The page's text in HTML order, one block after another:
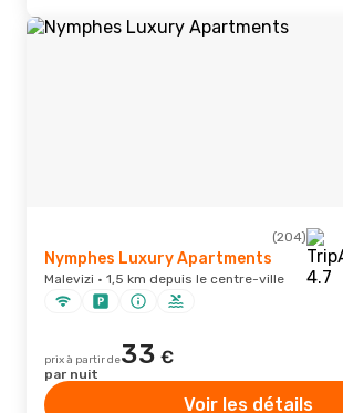
(204)
Nymphes Luxury Apartments
Malevizi · 1,5 km depuis le centre-ville
prix à partir de33 €
par nuit
Voir les détails